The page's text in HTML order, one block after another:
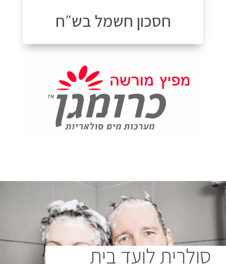
חסכון חשמל בש״ח
סולרית לועד בית